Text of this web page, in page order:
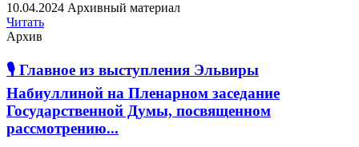
10.04.2024 Архивный материал
Читать
Архив
🎙 Главное из выступления Эльвиры
Набиуллиной на Пленарном заседание
Государственной Думы, посвященном
рассмотрению...